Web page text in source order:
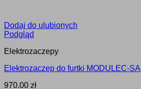
Dodaj do ulubionych
Podgląd
Elektrozaczepy
Elektrozaczep do furtki MODULEC-SA
970.00 zł